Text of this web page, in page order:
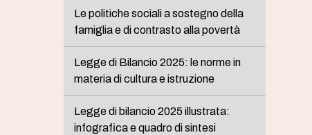
Le politiche sociali a sostegno della
famiglia e di contrasto alla povertà
Legge di Bilancio 2025: le norme in
materia di cultura e istruzione
Legge di bilancio 2025 illustrata:
infografica e quadro di sintesi